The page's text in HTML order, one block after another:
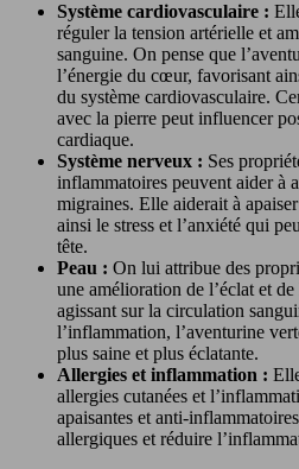
Système cardiovasculaire :
réguler la tension artérielle et
sanguine. On pense que
l’énergie du cœur, favorisant
du système cardiovasculaire.
avec la pierre peut influencer
cardiaque.
Système nerveux : Ses
inflammatoires peuvent aider à
migraines. Elle aiderait à
ainsi le stress et l’anxiété qui
tête.
Peau : On lui attribue des
une amélioration de l’éclat et
agissant sur la circulation
l’inflammation, l’aventurine
plus saine et plus éclatante.
Allergies et inflammation :
allergies cutanées et
apaisantes et anti-
allergiques et réduire